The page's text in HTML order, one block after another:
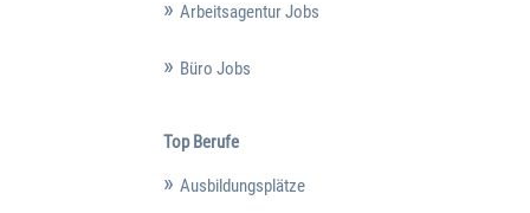
Arbeitsagentur Jobs
Büro Jobs
Top Berufe
Ausbildungsplätze